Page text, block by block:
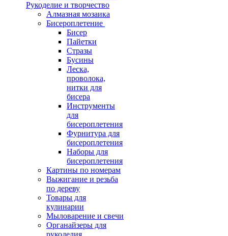
Рукоделие и творчество
Алмазная мозаика
Бисероплетение
Бисер
Пайетки
Стразы
Бусины
Леска,
проволока,
нитки для
бисера
Инструменты
для
бисероплетения
Фурнитура для
бисероплетения
Наборы для
бисероплетения
Картины по номерам
Выжигание и резьба
по дереву
Товары для
кулинарии
Мыловарение и свечи
Органайзеры для
рукоделия